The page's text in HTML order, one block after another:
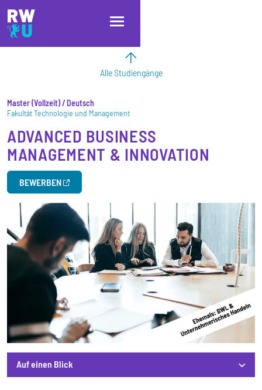
Direkt zum Inhalt
Direkt zur Hauptnavigation
Direkt zum Fußbereich
Alle Studiengänge
Master Vollzeit / Deutsch
Fakultät Technologie und Management
ADVANCED BUSINESS
MANAGEMENT & INNOVATION
BEWERBEN
Auf einen Blick